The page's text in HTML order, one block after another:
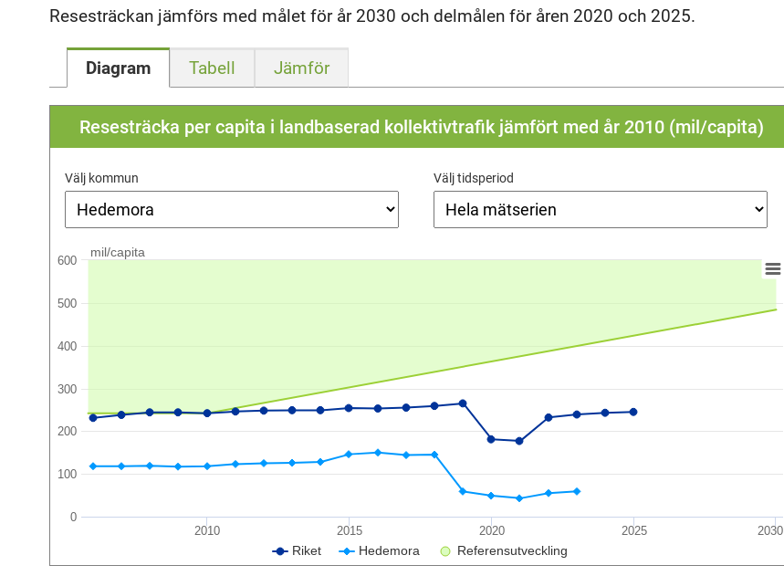
Resesträckan jämförs med målet för år 2030 och delmålen för åren 2020 och 2025.
Diagram Tabell Jämför
Resesträcka per capita i landbaserad kollektivtrafik jämfört med år 2010 (mil/capita)
Välj kommun Välj tidsperiod
mil/capita
Riket Hedemora Referensutveckling
2010 2015 2020 2025 2030
0
100
200
300
400
500
600